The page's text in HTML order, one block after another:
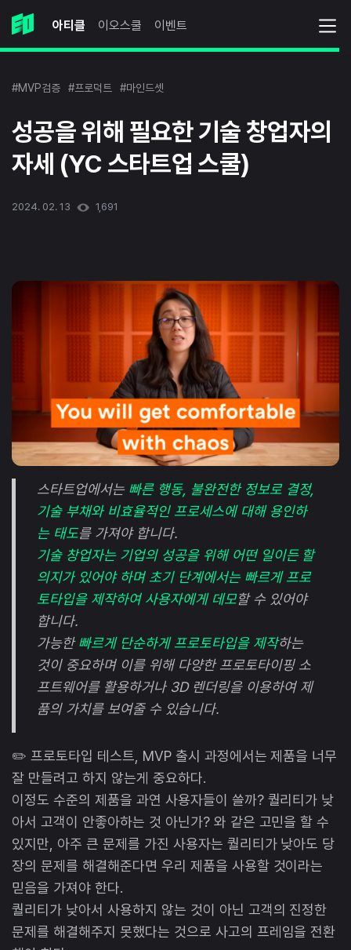
아티클 이오스쿨 이벤트
#MVP검증 #프로덕트 #마인드셋
성공을 위해 필요한 기술 창업자의
자세 (YC 스타트업 스쿨)
2024. 02. 13 1,691
스타트업에서는 빠른 행동, 불완전한 정보로 결정,
기술 부채와 비효율적인 프로세스에 대해 용인하
는 태도를 가져야 합니다.
기술 창업자는 기업의 성공을 위해 어떤 일이든 할
의지가 있어야 하며 초기 단계에서는 빠르게 프로
토타입을 제작하여 사용자에게 데모할 수 있어야
합니다.
가능한빠르게 단순하게 프로토타입을 제작하는
것이 중요하며 이를 위해 다양한 프로토타이핑 소
프트웨어를 활용하거나 3D 렌더링을 이용하여 제
품의 가치를 보여줄 수 있습니다.
✏️ 프로토타입 테스트, MVP 출시 과정에서는 제품을 너무
잘 만들려고 하지 않는게 중요하다.
이정도 수준의 제품을 과연 사용자들이 쓸까? 퀄리티가 낮
아서 고객이 안좋아하는 것 아닌가? 와 같은 고민을 할 수
있지만, 아주 큰 문제를 가진 사용자는 퀄리티가 낮아도 당
장의 문제를 해결해준다면 우리 제품을 사용할 것이라는
믿음을 가져야 한다.
퀄리티가 낮아서 사용하지 않는 것이 아닌 고객의 진정한
문제를 해결해주지 못했다는 것으로 사고의 프레임을 전환